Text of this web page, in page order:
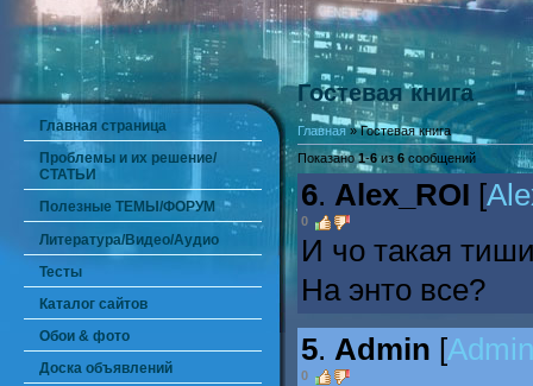
Главная страница
Проблемы и их решение/
СТАТЬИ
Полезные ТЕМЫ/ФОРУМ
Литература/Видео/Аудио
Тесты
Каталог сайтов
Обои & фото
Доска объявлений
Гостевая книга
Главная» Гостевая книга
Показано1-6из 6 сообщений
6. Alex_ROI [
0
И чо такая
На энто все?
5. Admin [Admin
0